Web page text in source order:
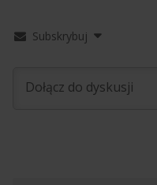
Subskrybuj